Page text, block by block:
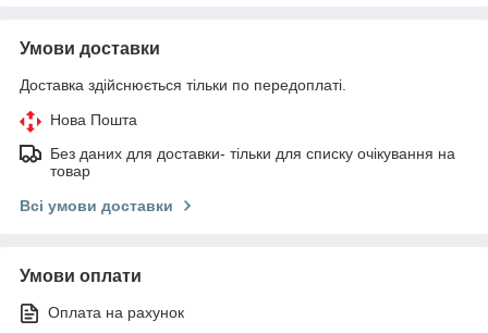
Умови доставки
Доставка здійснюється тільки по передоплаті.
Нова Пошта
Без даних для доставки- тільки для списку очікування на
товар
Всі умови доставки
Умови оплати
Оплата на рахунок